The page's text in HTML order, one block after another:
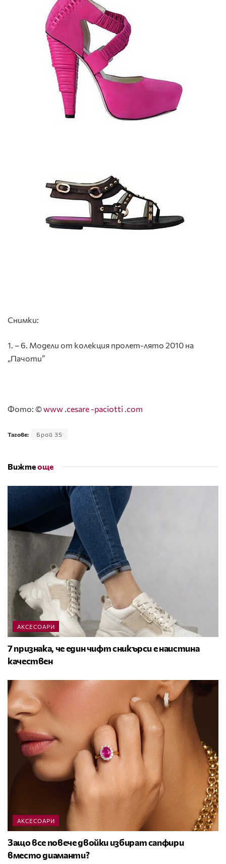
Снимки:
1. – 6. Модели от колекция пролет-лято 2010 на
„Пачоти”
Фото: ©www .cesare -paciotti .com
Тагове: Брой 35
Вижтеоще
АКСЕСОАРИ
7 признака, че един чифт сникърси е наистина
качествен
АКСЕСОАРИ
Защо все повече двойки избират сапфири
вместо диаманти?